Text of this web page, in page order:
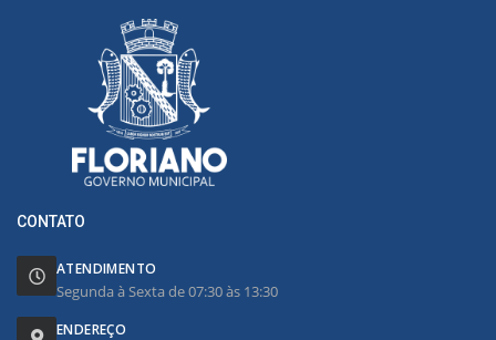
CONTATO
ATENDIMENTO
Segunda à Sexta de 07:30 às 13:30
ENDEREÇO